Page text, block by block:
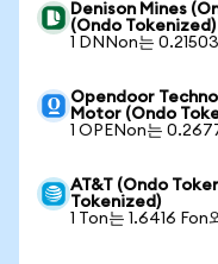
Denison Mines
(Ondo Tokenized)
1 DNNon는
Opendoor
Motor (Ondo
1 OPENon는
AT&T (Ondo
Tokenized)
1 Ton는 1.6416 Fon